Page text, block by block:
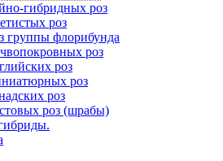
гибридных роз
роз
группы флорибунда
роз
роз
роз
роз
роз (шрабы)